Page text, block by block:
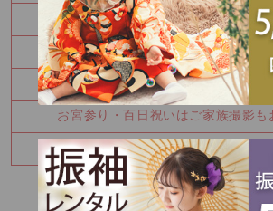
秋の参拝をお考えなら前撮
かわいい金太郎さん
夏休み中に振袖を決めませ
お宮参り・百日祝いはご家族撮影も
七五三8月キャンペーン